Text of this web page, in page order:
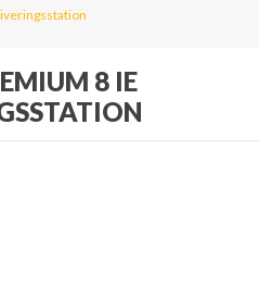
8 IE